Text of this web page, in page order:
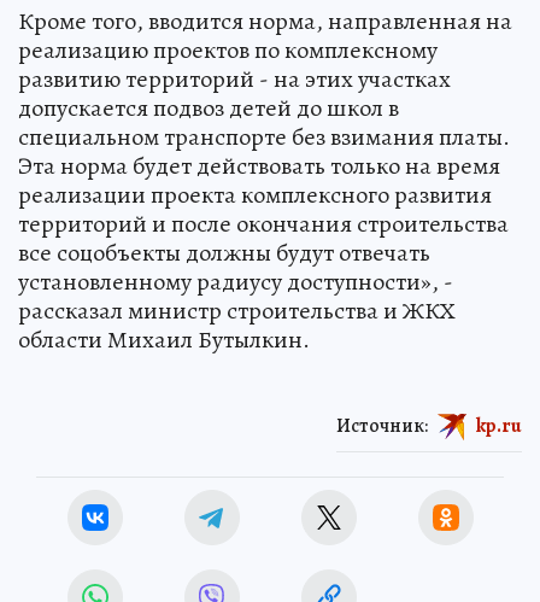
Кроме того, вводится норма, направленная на
реализацию проектов по комплексному
развитию территорий - на этих участках
допускается подвоз детей до школ в
специальном транспорте без взимания платы.
Эта норма будет действовать только на время
реализации проекта комплексного развития
территорий и после окончания строительства
все соцобъекты должны будут отвечать
установленному радиусу доступности», -
рассказал министр строительства и ЖКХ
области Михаил Бутылкин.
Источник: kp.ru